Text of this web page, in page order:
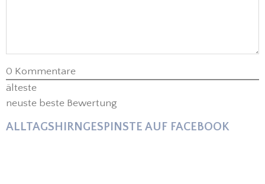
0 Kommentare
älteste
neuste beste Bewertung
ALLTAGSHIRNGESPINSTE AUF FACEBOOK